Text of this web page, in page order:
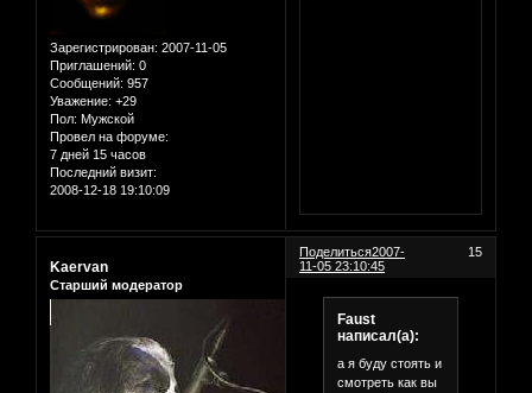
Зарегистрирован: 2007-11-05
Приглашений: 0
Сообщений: 957
Уважение: +29
Пол: Мужской
Провел на форуме:
7 дней 15 часов
Последний визит:
2008-12-18 19:10:09
Поделиться 15
2007-
11-05 23:10:45
Kaervan
Старший модератор
Faust
написал(а):
а я буду стоять и
смотреть как вы